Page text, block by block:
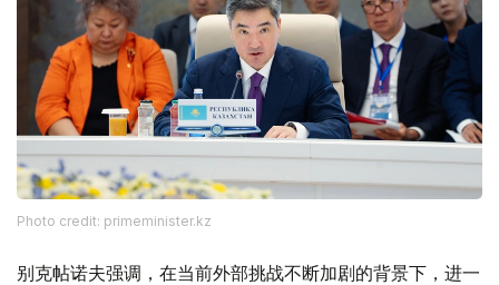
Photo credit: primeminister.kz
别克帖诺夫强调，在当前外部挑战不断加剧的背景下，进一